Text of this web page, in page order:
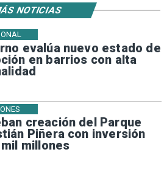
evalúa nuevo estado de
en barrios con alta
creación del Parque
Piñera con inversión
millones
NOTICIAS